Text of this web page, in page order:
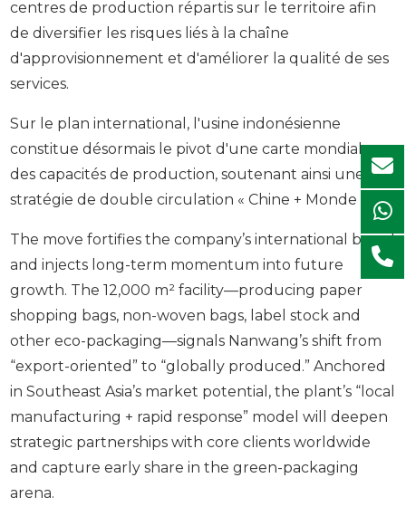
centres de production répartis sur le territoire afin
de diversifier les risques liés à la chaîne
d'approvisionnement et d'améliorer la qualité de ses
services.
Sur le plan international, l'usine indonésienne
constitue désormais le pivot d'une carte mondiale
des capacités de production, soutenant ainsi une
stratégie de double circulation « Chine + Monde ».
The move fortifies the company’s international brand
and injects long-term momentum into future
growth. The 12,000 m² facility—producing paper
shopping bags, non-woven bags, label stock and
other eco-packaging—signals Nanwang’s shift from
“export-oriented” to “globally produced.” Anchored
in Southeast Asia’s market potential, the plant’s “local
manufacturing + rapid response” model will deepen
strategic partnerships with core clients worldwide
and capture early share in the green-packaging
arena.